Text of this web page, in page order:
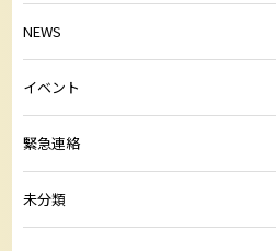
NEWS
イベント
緊急連絡
未分類